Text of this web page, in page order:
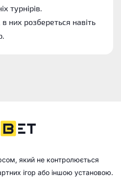
турнірів.
них розбереться навіть
який не контролюється
ігор або іншою установою.